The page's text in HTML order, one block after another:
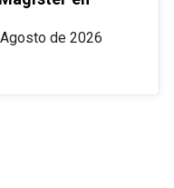
de 2026